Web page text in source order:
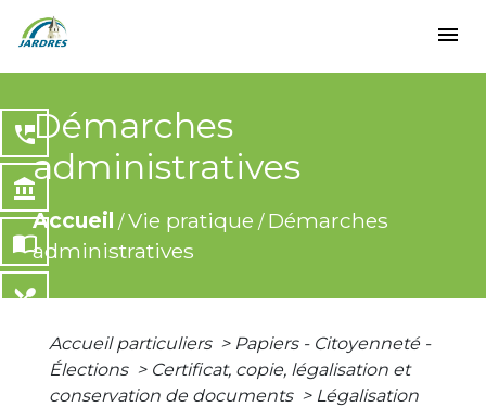
menu
Démarches
administratives
Accueil /Vie pratique / Démarches
administratives
perm_phone_msg
account_balance
import_contacts
local_dining
Accueil particuliers > Papiers - Citoyenneté -
Élections > Certificat, copie, légalisation et
conservation de documents > Légalisation